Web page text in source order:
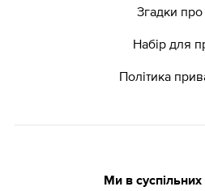
Згадки про
Набір для
Політика
Ми в